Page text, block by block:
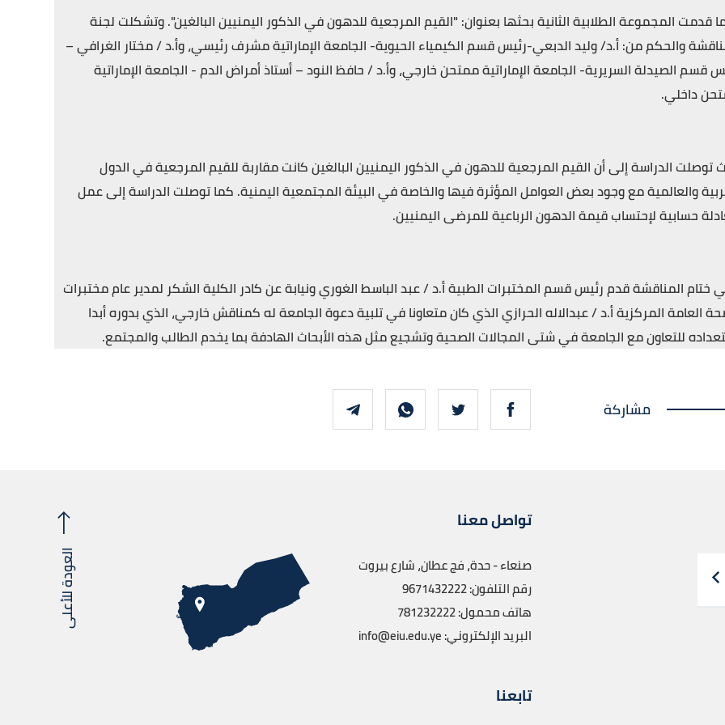
قدمت المجموعة الطلابية الثانية بحثها بعنوان: "القيم المرجعية للدهون في الذكور اليمنيين البالغين". وتشكلت لجنة
والحكم من: أ.د/ وليد الدبعي-رئيس قسم الكيمياء الحيوية- الجامعة الإماراتية مشرف رئيسي، وأ.د / مختار الغرافي –
قسم الصيدلة السريرية- الجامعة الإماراتية ممتحن خارجي، وأ.د / حافظ النود – أستاذ أمراض الدم - الجامعة الإماراتية
داخلي.
توصلت الدراسة إلى أن القيم المرجعية للدهون في الذكور اليمنيين البالغين كانت مقاربة للقيم المرجعية في الدول
والعالمية مع وجود بعض العوامل المؤثرة فيها والخاصة في البيئة المجتمعية اليمنية. كما توصلت الدراسة إلى عمل
حسابية لإحتساب قيمة الدهون الرباعية للمرضى اليمنيين.
ختام المناقشة قدم رئيس قسم المختبرات الطبية أ.د / عبد الباسط الغوري ونيابة عن كادر الكلية الشكر لمدير عام مختبرات
العامة المركزية أ.د / عبدالاله الحرازي الذي كان متعاونا في تلبية دعوة الجامعة له كمناقش خارجي، الذي بدوره أبدا
للتعاون مع الجامعة في شتى المجالات الصحية وتشجيع مثل هذه الأبحاث الهادفة بما يخدم الطالب والمجتمع.
مشاركة
العودة للأعلى
تواصل معنا
صنعاء - حدة، فج عطان، شارع بيروت
رقم التلفون: 9671432222
هاتف محمول: 781232222
البريد الإلكتروني: info@eiu.edu.ye
تابعنا